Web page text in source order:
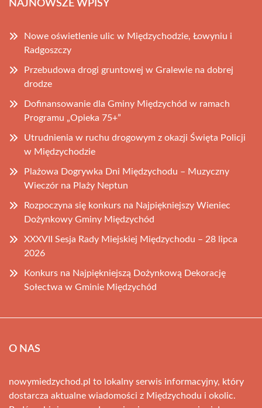
NAJNOWSZE WPISY
Nowe oświetlenie ulic w Międzychodzie, Łowyniu i
Radgoszczy
Przebudowa drogi gruntowej w Gralewie na dobrej
drodze
Dofinansowanie dla Gminy Międzychód w ramach
Programu „Opieka 75+”
Utrudnienia w ruchu drogowym z okazji Święta Policji
w Międzychodzie
Plażowa Dogrywka Dni Międzychodu – Muzyczny
Wieczór na Plaży Neptun
Rozpoczyna się konkurs na Najpiękniejszy Wieniec
Dożynkowy Gminy Międzychód
XXXVII Sesja Rady Miejskiej Międzychodu – 28 lipca
2026
Konkurs na Najpiękniejszą Dożynkową Dekorację
Sołectwa w Gminie Międzychód
O NAS
nowymiedzychod.pl to lokalny serwis informacyjny, który
dostarcza aktualne wiadomości z Międzychodu i okolic.